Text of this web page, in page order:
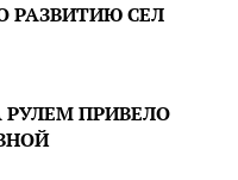
РАЗВИТИЮ СЕЛ
ПРИВЕЛО